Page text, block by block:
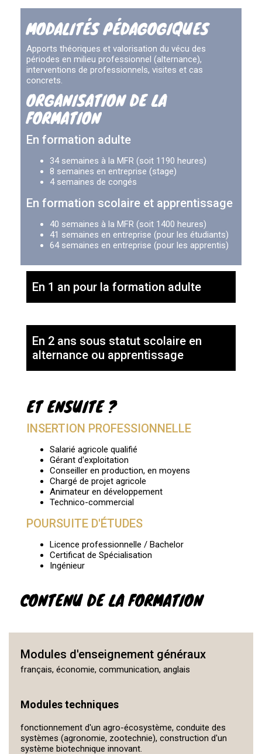
MODALITÉS PÉDAGOGIQUES
Apports théoriques et valorisation du vécu des
périodes en milieu professionnel (alternance),
interventions de professionnels, visites et cas
concrets.
ORGANISATION DE LA
FORMATION
En formation adulte
34 semaines à la MFR (soit 1190 heures)
8 semaines en entreprise (stage)
4 semaines de congés
En formation scolaire et apprentissage
40 semaines à la MFR (soit 1400 heures)
41 semaines en entreprise (pour les étudiants)
64 semaines en entreprise (pour les apprentis)
En 1 an pour la formation adulte
En 2 ans sous statut scolaire en
alternance ou apprentissage
ET ENSUITE ?
INSERTION PROFESSIONNELLE
Salarié agricole qualifié
Gérant d'exploitation
Conseiller en production, en moyens
Chargé de projet agricole
Animateur en développement
Technico-commercial
POURSUITE D'ÉTUDES
Licence professionnelle / Bachelor
Certificat de Spécialisation
Ingénieur
CONTENU DE LA FORMATION
Modules d'enseignement généraux
français, économie, communication, anglais
Modules techniques
fonctionnement d'un agro-écosystème, conduite des
systèmes (agronomie, zootechnie), construction d'un
système biotechnique innovant.